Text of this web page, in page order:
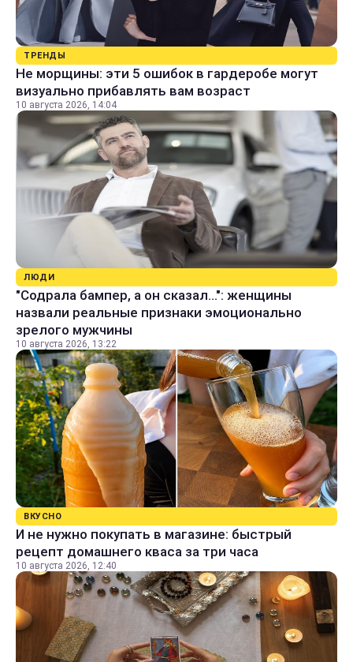
ТРЕНДЫ
Не морщины: эти 5 ошибок в гардеробе могут
визуально прибавлять вам возраст
10 августа 2026, 14:04
ЛЮДИ
"Содрала бампер, а он сказал...": женщины
назвали реальные признаки эмоционально
зрелого мужчины
10 августа 2026, 13:22
ВКУСНО
И не нужно покупать в магазине: быстрый
рецепт домашнего кваса за три часа
10 августа 2026, 12:40